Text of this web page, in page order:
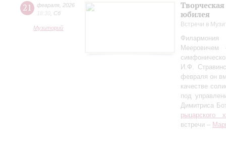
21 февраля 2026
18:30
Сб
Музиторий
юбилея
Встречи в
Мееровичем
И.Ф.
февраля он
качестве
под
Димитриса
рыцарского
встречи –